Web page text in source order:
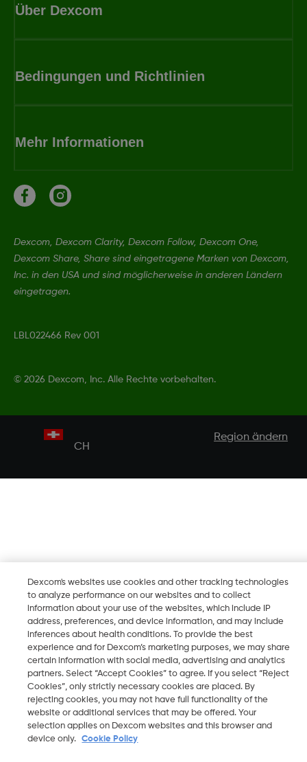
Über Dexcom
Bedingungen und Richtlinien
Mehr Informationen
Dexcom, Dexcom Clarity, Dexcom Follow, Dexcom One,
Dexcom Share, Share sind eingetragene Marken von Dexcom,
Inc. in den USA und sind möglicherweise in anderen Ländern
eingetragen.
LBL022466 Rev 001
© 2026 Dexcom, Inc. Alle Rechte vorbehalten.
CH
Region ändern
Dexcom's websites use cookies and other tracking technologies
to analyze performance on our websites and to collect
information about your use of the websites, which include IP
address, preferences, and device information, and may include
inferences about health conditions. To provide the best
experience and for Dexcom’s marketing purposes, we may share
certain information with social media, advertising and analytics
partners. Select “Accept Cookies” to agree. If you select “Reject
Cookies”, only strictly necessary cookies are placed. By
rejecting cookies, you may not have full functionality of the
website or additional services that may be offered. Your
selection applies on Dexcom websites and this browser and
device only.
Cookie Policy